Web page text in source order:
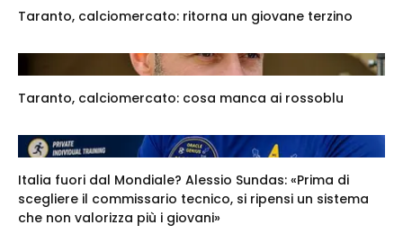
Taranto, calciomercato: ritorna un giovane terzino
Taranto, calciomercato: cosa manca ai rossoblu
Italia fuori dal Mondiale? Alessio Sundas: «Prima di
scegliere il commissario tecnico, si ripensi un sistema
che non valorizza più i giovani»